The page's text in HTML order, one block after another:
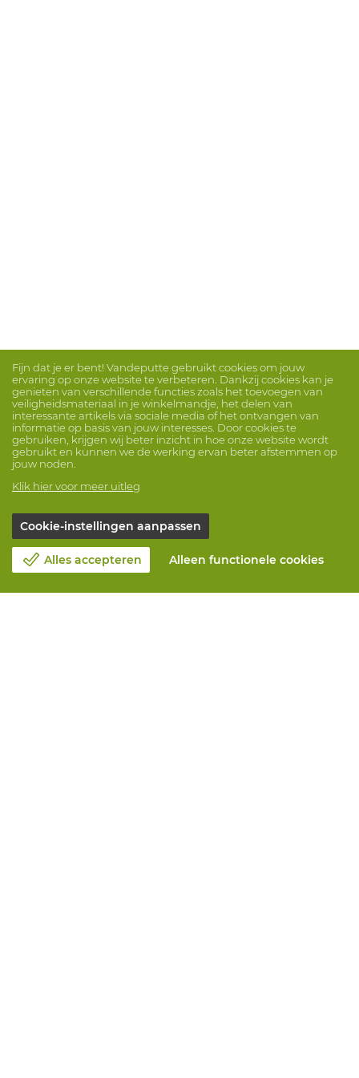
Fijn dat je er bent! Vandeputte gebruikt cookies om jouw
ervaring op onze website te verbeteren. Dankzij cookies kan je
genieten van verschillende functies zoals het toevoegen van
veiligheidsmateriaal in je winkelmandje, het delen van
interessante artikels via sociale media of het ontvangen van
informatie op basis van jouw interesses. Door cookies te
gebruiken, krijgen wij beter inzicht in hoe onze website wordt
gebruikt en kunnen we de werking ervan beter afstemmen op
jouw noden.
Klik hier voor meer uitleg
Cookie-instellingen aanpassen
Alles accepteren Alleen functionele cookies